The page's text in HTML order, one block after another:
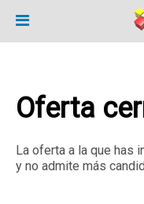
Oferta
La oferta a la que has
y no admite más